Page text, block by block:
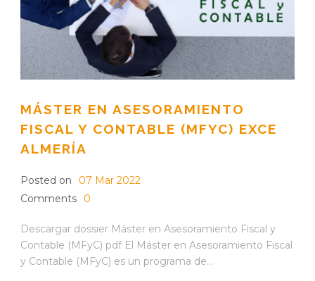
MÁSTER EN ASESORAMIENTO
FISCAL Y CONTABLE (MFYC) EXCE
ALMERÍA
Posted on
07 Mar 2022
Comments
0
Descargar dossier Máster en Asesoramiento Fiscal y
Contable (MFyC) pdf El Máster en Asesoramiento Fiscal
y Contable (MFyC) es un programa de...